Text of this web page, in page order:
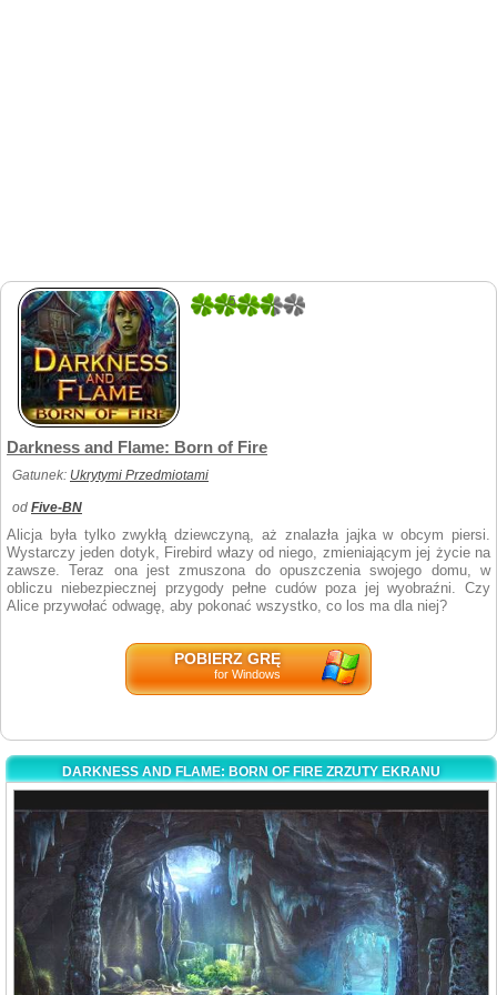
5
Darkness and Flame: Born of Fire
Gatunek: Ukrytymi Przedmiotami
od Five-BN
Alicja była tylko zwykłą dziewczyną, aż znalazła jajka w obcym piersi.
Wystarczy jeden dotyk, Firebird włazy od niego, zmieniającym jej życie na
zawsze. Teraz ona jest zmuszona do opuszczenia swojego domu, w
obliczu niebezpiecznej przygody pełne cudów poza jej wyobraźni. Czy
Alice przywołać odwagę, aby pokonać wszystko, co los ma dla niej?
POBIERZ GRĘ
for Windows
DARKNESS AND FLAME: BORN OF FIRE ZRZUTY EKRANU